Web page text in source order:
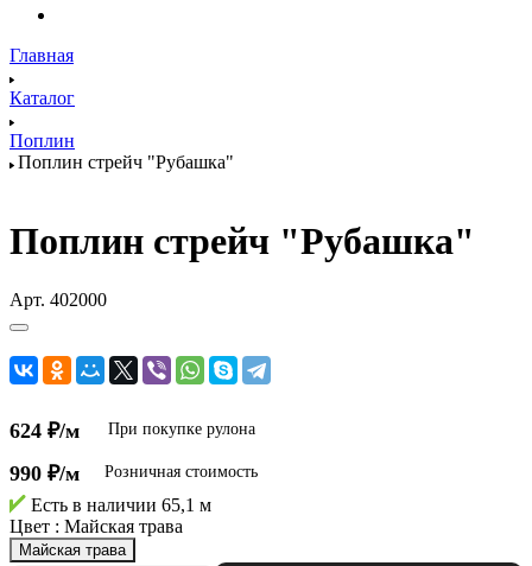
Главная
Каталог
Поплин
Поплин стрейч "Рубашка"
Поплин стрейч "Рубашка"
Арт. 402000
624 ₽/м При покупке рулона
990 ₽/м Розничная стоимость
Есть в наличии 65,1 м
Цвет : Майская трава
Майская трава